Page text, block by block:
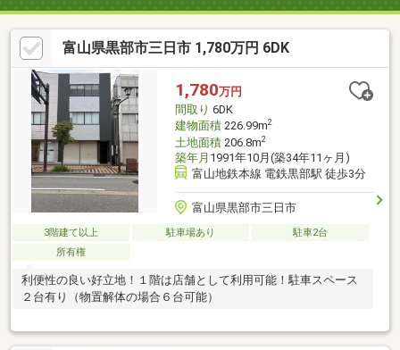
富山県黒部市三日市 1,780万円 6DK
1,780万円
間取り 6DK
建物面積226.99m2
土地面積206.8m2
築年月 1991年10月(築34年11ヶ月)
富山地鉄本線 電鉄黒部駅 徒歩3分
富山県黒部市三日市
3階建て以上 駐車場あり
駐車2台
所有権
利便性の良い好立地！１階は店舗として利用可能！駐車スペース
２台有り（物置解体の場合６台可能）